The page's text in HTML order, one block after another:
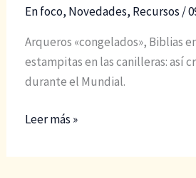
En foco, Novedades, Recursos /
Arqueros «congelados», Biblias
estampitas en las canilleras: así
durante el Mundial.
Cuando
Leer más »